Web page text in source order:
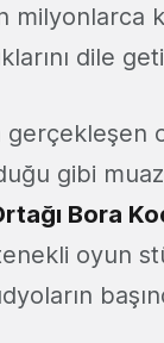
milyonlarca
dile
gibi
Bora
oyun